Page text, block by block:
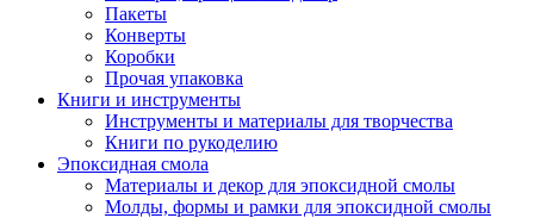
Пакеты
Конверты
Коробки
Прочая упаковка
Книги и инструменты
Инструменты и материалы для творчества
Книги по рукоделию
Эпоксидная смола
Материалы и декор для эпоксидной смолы
Молды, формы и рамки для эпоксидной смолы